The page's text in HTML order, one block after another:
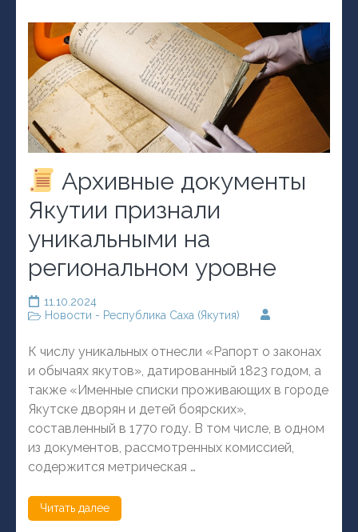
Архивные документы
Якутии признали
уникальными на
региональном уровне
11.10.2024
Новости - Республика Саха (Якутия)
К числу уникальных отнесли «Рапорт о законах
и обычаях якутов», датированный 1823 годом, а
также «Именные списки проживающих в городе
Якутске дворян и детей боярских»,
составленный в 1770 году. В том числе, в одном
из документов, рассмотренных комиссией,
содержится метрическая …
Читать далее